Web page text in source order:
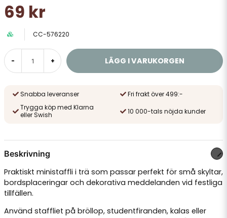
69 kr
CC-576220
- + LÄGG I VARUKORGEN
Snabba leveranser
Fri frakt över 499:-
Trygga köp med Klarna
eller Swish
10 000-tals nöjda kunder
Beskrivning
Praktiskt ministaffli i trä som passar perfekt för små skyltar,
bordsplaceringar och dekorativa meddelanden vid festliga
tillfällen.
Använd staffliet på bröllop, studentfiranden, kalas eller